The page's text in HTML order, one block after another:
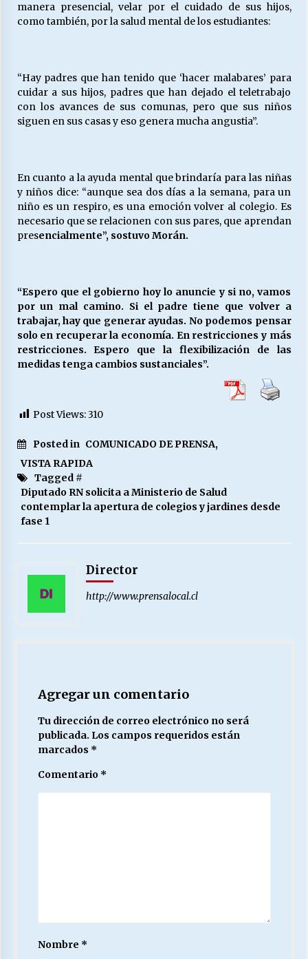
manera presencial, velar por el cuidado de sus hijos,
como también, por la salud mental de los estudiantes:
“Hay padres que han tenido que ‘hacer malabares’ para
cuidar a sus hijos, padres que han dejado el teletrabajo
con los avances de sus comunas, pero que sus niños
siguen en sus casas y eso genera mucha angustia”.
En cuanto a la ayuda mental que brindaría para las niñas
y niños dice: “aunque sea dos días a la semana, para un
niño es un respiro, es una emoción volver al colegio. Es
necesario que se relacionen con sus pares, que aprendan
presencialmente”, sostuvo Morán.
“Espero que el gobierno hoy lo anuncie y si no, vamos
por un mal camino. Si el padre tiene que volver a
trabajar, hay que generar ayudas. No podemos pensar
solo en recuperar la economía. En restricciones y más
restricciones. Espero que la flexibilización de las
medidas tenga cambios sustanciales”.
Post Views:310
Posted in COMUNICADO DE PRENSA,
VISTA RAPIDA
Tagged #
Diputado RN solicita a Ministerio de Salud
contemplar la apertura de colegios y jardines desde
fase 1
Director
http://www.prensalocal.cl
Agregar un comentario
Tu dirección de correo electrónico no será
publicada. Los campos requeridos están
marcados *
Comentario *
Nombre *